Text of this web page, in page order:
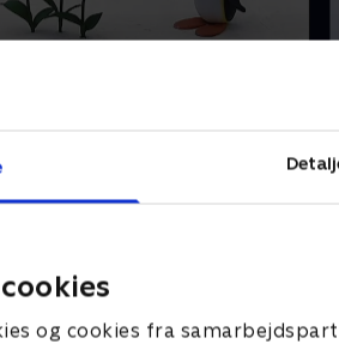
og cookies fra
Pingu, der altid har travlt og ved,
han vil, og som ofte ender i sjove
situationer